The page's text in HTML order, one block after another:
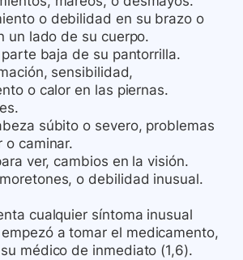
o debilidad en su brazo o
un lado de su cuerpo.
baja de su pantorrilla.
sensibilidad,
o calor en las piernas.
súbito o severo, problemas
o caminar.
ver, cambios en la visión.
o debilidad inusual.
cualquier síntoma inusual
a tomar el medicamento,
médico de inmediato (1,6).